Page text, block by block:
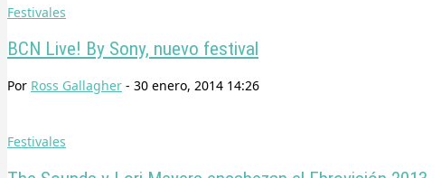
Festivales
BCN Live! By Sony, nuevo festival
Por Ross Gallagher - 30 enero, 2014 14:26
Festivales